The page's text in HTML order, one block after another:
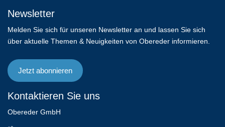
Newsletter
Melden Sie sich für unseren Newsletter an und lassen Sie sich
über aktuelle Themen & Neuigkeiten von Obereder informieren.
Jetzt abonnieren
Kontaktieren Sie uns
Obereder GmbH